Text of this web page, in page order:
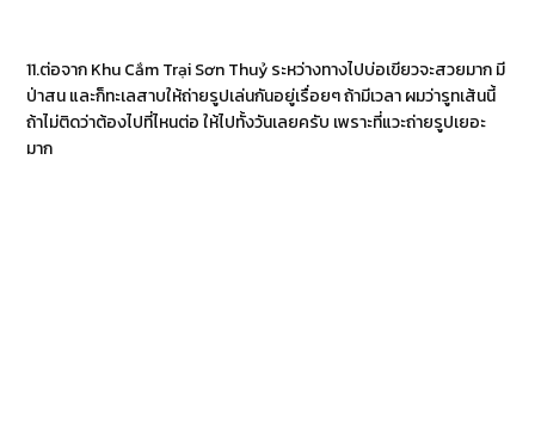
11.ต่อจาก Khu Cắm Trại Sơn Thuỷ ระหว่างทางไปบ่อเขียวจะสวยมาก มี
ป่าสน และก็ทะเลสาบให้ถ่ายรูปเล่นกันอยู่เรื่อยๆ ถ้ามีเวลา ผมว่ารูทเส้นนี้
ถ้าไม่ติดว่าต้องไปที่ไหนต่อ ให้ไปทั้งวันเลยครับ เพราะที่แวะถ่ายรูปเยอะ
มาก